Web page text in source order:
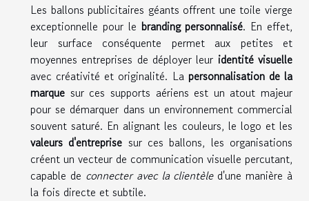
Les ballons publicitaires géants offrent une toile vierge
exceptionnelle pour le branding personnalisé. En effet,
leur surface conséquente permet aux petites et
moyennes entreprises de déployer leur identité visuelle
avec créativité et originalité. La personnalisation de la
marque sur ces supports aériens est un atout majeur
pour se démarquer dans un environnement commercial
souvent saturé. En alignant les couleurs, le logo et les
valeurs d'entreprise sur ces ballons, les organisations
créent un vecteur de communication visuelle percutant,
capable de connecter avec la clientèled'une manière à
la fois directe et subtile.